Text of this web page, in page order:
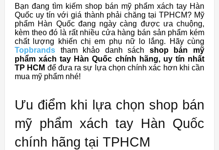
Bạn đang tìm kiếm shop bán mỹ phẩm xách tay Hàn
Quốc uy tín với giá thành phải chăng tại TPHCM? Mỹ
phẩm Hàn Quốc đang ngày càng được ưa chuộng,
kèm theo đó là rất nhiều cửa hàng bán sản phẩm kém
chất lượng khiến chị em phụ nữ lo lắng. Hãy cùng
Topbrands tham khảo danh sách shop bán mỹ
phẩm xách tay Hàn Quốc chính hãng, uy tín nhất
TP HCM để đưa ra sự lựa chọn chính xác hơn khi cần
mua mỹ phẩm nhé!
Ưu điểm khi lựa chọn shop bán
mỹ phẩm xách tay Hàn Quốc
chính hãng tại TPHCM